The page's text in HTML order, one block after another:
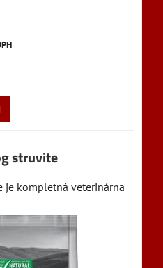
struvite
je kompletná veterinárna